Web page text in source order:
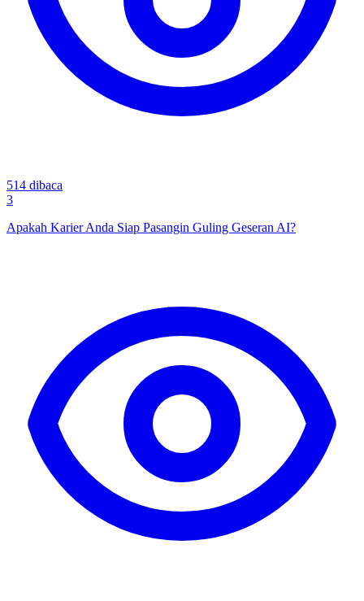
514 dibaca
3
Apakah Karier Anda Siap Pasangin Guling Geseran AI?